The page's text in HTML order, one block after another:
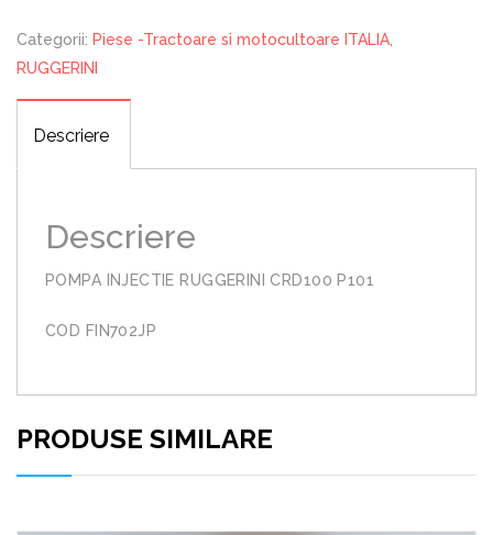
Categorii: Piese -Tractoare si motocultoare ITALIA
RUGGERINI
Descriere
Descriere
POMPA INJECTIE RUGGERINI CRD100 P101
COD FIN702JP
PRODUSE SIMILARE